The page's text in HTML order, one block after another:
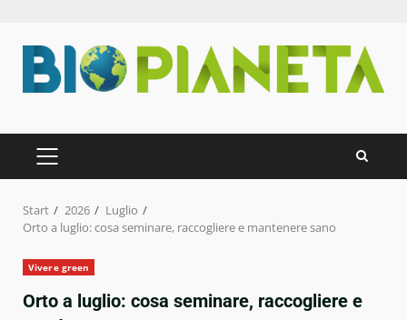
Inhalt
springen
PRIMÄRES
MENÜ
Start 2026
Luglio
Orto a luglio: cosa seminare, raccogliere e mantenere sano
Vivere green
Orto a luglio: cosa seminare, raccogliere e